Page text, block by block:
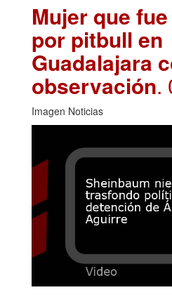
Mujer que
por pitbull en
Guadalajara
observación.
Imagen Noticias